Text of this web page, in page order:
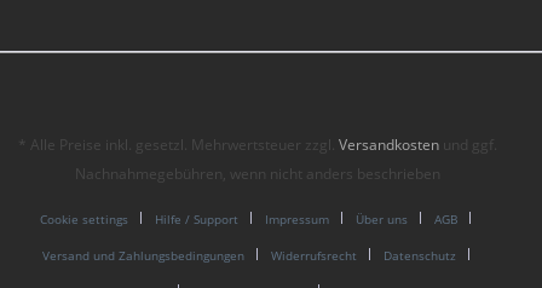
* Alle Preise inkl. gesetzl. Mehrwertsteuer zzgl.Versandkosten und ggf.
Nachnahmegebühren, wenn nicht anders beschrieben
Cookie settings Hilfe / Support Impressum Über uns AGB
Versand und Zahlungsbedingungen Widerrufsrecht Datenschutz